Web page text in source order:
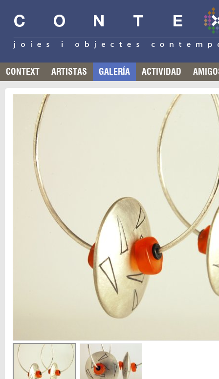
CONTEXT ARTISTAS GALERÍA ACTIVIDAD